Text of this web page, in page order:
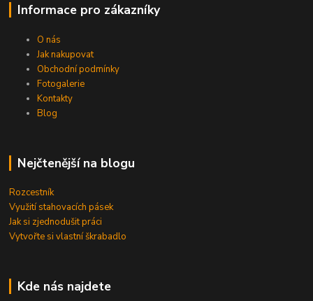
Informace pro zákazníky
O nás
Jak nakupovat
Obchodní podmínky
Fotogalerie
Kontakty
Blog
Nejčtenější na blogu
Rozcestník
Využití stahovacích pásek
Jak si zjednodušit práci
Vytvořte si vlastní škrabadlo
Kde nás najdete